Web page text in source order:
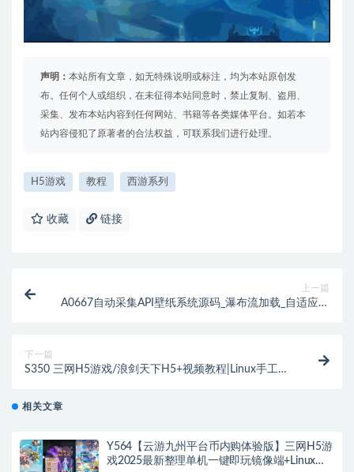
声明： 本站所有文章，如无特殊说明或标注，均为本站原创发
布。任何个人或组织，在未征得本站同意时，禁止复制、盗用、
采集、发布本站内容到任何网站、书籍等各类媒体平台。如若本
站内容侵犯了原著者的合法权益，可联系我们进行处理。
H5游戏 教程 西游系列
收藏 链接
上一篇
A0667自动采集API壁纸系统源码_瀑布流加载_自适应手
下一篇
S350 三网H5游戏/浪剑天下H5+视频教程|Linux手工服
相关文章
Y564【云游九州平台币内购体验版】三网H5游
戏2025最新整理单机一键即玩镜像端+Linux手